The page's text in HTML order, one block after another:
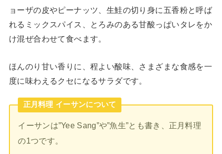
ョーザの皮やピーナッツ、生鮭の切り身に五香粉と呼ば
れるミックスパイス、とろみのある甘酸っぱいタレをか
け混ぜ合わせて食べます。
ほんのり甘い香りに、程よい酸味、さまざまな食感を一
度に味わえるクセになるサラダです。
正月料理 イーサンについて
イーサンは”Yee Sang”や”魚生”とも書き、正月料理
の1つです。